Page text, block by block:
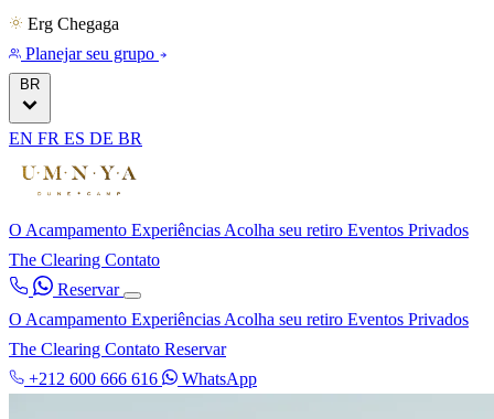
Erg Chegaga
Planejar seu grupo
BR
EN FR ES DE BR
O Acampamento Experiências Acolha seu retiro Eventos Privados
The Clearing Contato
Reservar
O Acampamento Experiências Acolha seu retiro Eventos Privados
The Clearing Contato Reservar
+212 600 666 616
WhatsApp